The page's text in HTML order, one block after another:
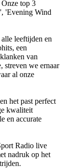
top 3
'Evening Wind
leeftijden en
een
van
streven we ernaar
al onze
het past perfect
kwaliteit
en accurate
Radio live
nadruk op het